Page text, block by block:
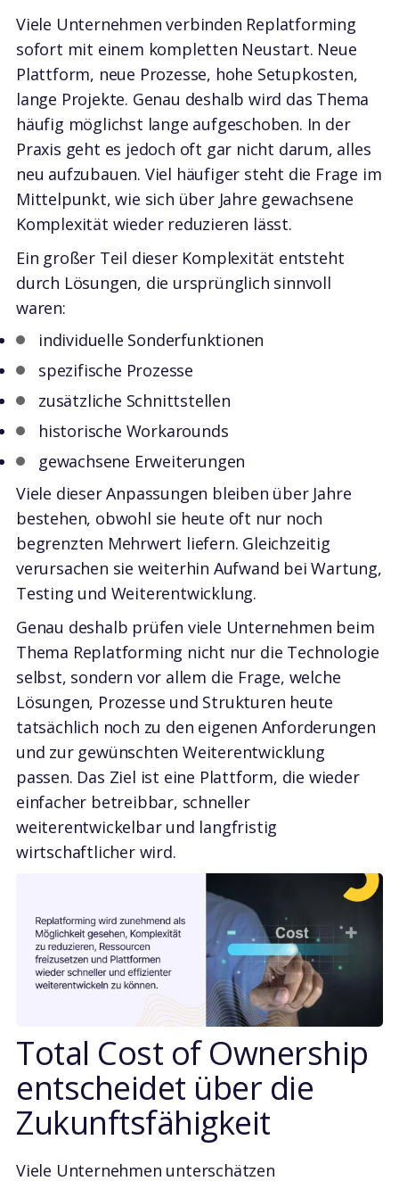
Viele Unternehmen verbinden Replatforming
sofort mit einem kompletten Neustart. Neue
Plattform, neue Prozesse, hohe Setupkosten,
lange Projekte. Genau deshalb wird das Thema
häufig möglichst lange aufgeschoben. In der
Praxis geht es jedoch oft gar nicht darum, alles
neu aufzubauen. Viel häufiger steht die Frage im
Mittelpunkt, wie sich über Jahre gewachsene
Komplexität wieder reduzieren lässt.
Ein großer Teil dieser Komplexität entsteht
durch Lösungen, die ursprünglich sinnvoll
waren:
individuelle Sonderfunktionen
spezifische Prozesse
zusätzliche Schnittstellen
historische Workarounds
gewachsene Erweiterungen
Viele dieser Anpassungen bleiben über Jahre
bestehen, obwohl sie heute oft nur noch
begrenzten Mehrwert liefern. Gleichzeitig
verursachen sie weiterhin Aufwand bei Wartung,
Testing und Weiterentwicklung.
Genau deshalb prüfen viele Unternehmen beim
Thema Replatforming nicht nur die Technologie
selbst, sondern vor allem die Frage, welche
Lösungen, Prozesse und Strukturen heute
tatsächlich noch zu den eigenen Anforderungen
und zur gewünschten Weiterentwicklung
passen. Das Ziel ist eine Plattform, die wieder
einfacher betreibbar, schneller
weiterentwickelbar und langfristig
wirtschaftlicher wird.
Total Cost of Ownership
entscheidet über die
Zukunftsfähigkeit
Viele Unternehmen unterschätzen